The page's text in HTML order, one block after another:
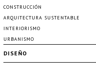
CONSTRUCCIÓN
ARQUITECTURA SUSTENTABLE
INTERIORISMO
URBANISMO
DISEÑO